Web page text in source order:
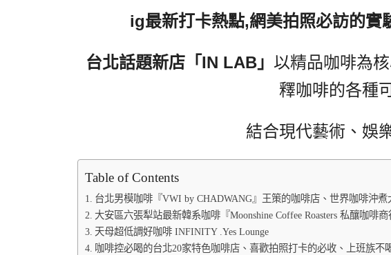
ig最新打卡熱點,網美拍照必訪的實
台北話題新店「IN LAB」 以精品咖啡為
釋咖啡的各種
結合現代藝術、娛
Table of Contents
台北男模咖啡『VWI by CHADWANG』王策的咖啡店、世界咖啡沖煮
大安區六張犁站最新韓系咖啡『Moonshine Coffee Roasters 私釀咖啡商
天母超低調好咖啡 INFINITY .Yes Lounge
咖啡控必喝的台北20家特色咖啡店、喜歡拍照打卡的必收、上班族不